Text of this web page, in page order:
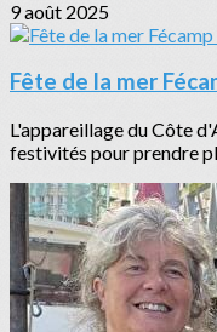
9 août 2025
Fête de la mer
L'appareillage du Côte
festivités pour prendre